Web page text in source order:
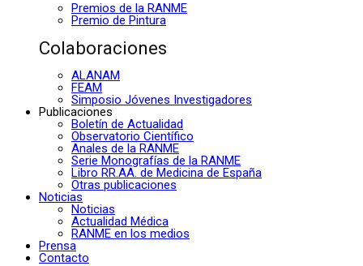
Premios de la RANME
Premio de Pintura
Colaboraciones
ALANAM
FEAM
Simposio Jóvenes Investigadores
Publicaciones
Boletín de Actualidad
Observatorio Científico
Anales de la RANME
Serie Monografías de la RANME
Libro RR.AA. de Medicina de España
Otras publicaciones
Noticias
Noticias
Actualidad Médica
RANME en los medios
Prensa
Contacto